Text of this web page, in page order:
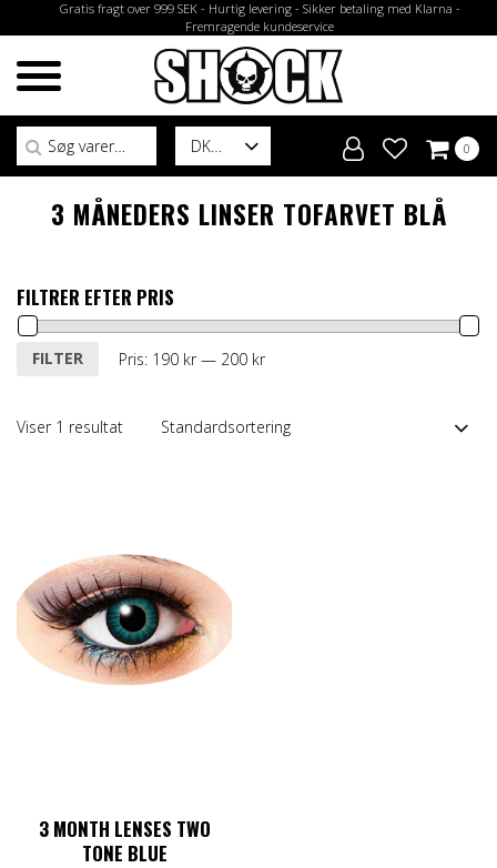
Gratis fragt over 999 SEK - Hurtig levering - Sikker betaling med Klarna -
Fremragende kundeservice
DK
Søg efter:
0
3 MÅNEDERS LINSER TOFARVET BLÅ
FILTRER EFTER PRIS
Mindste
Højeste
FILTER Pris: 190 kr— 200 kr
Viser 1 resultat
3 MONTH LENSES TWO
TONE BLUE